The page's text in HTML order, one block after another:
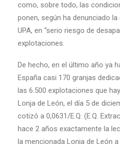
como, sobre todo, las
ponen, según ha denunciado
UPA, en “serio riesgo de
explotaciones.
De hecho, en el último año ya
España casi 170 granjas
las 6.500 explotaciones que
Lonja de León, el día 5 de
cotizó a 0,0631/E.Q. (E.Q.
hace 2 años exactamente la
la mencionada Lonja de León